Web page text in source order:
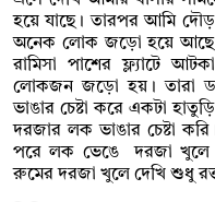
হয়ে যাছে। তারপর আমি দৌড়
অনেক লোক জড়ো হয়ে আছে
রামিসা পাশের ফ্ল্যাটে
লোকজন জড়ো হয়। তারা
ভাঙার চেষ্টা করে একটা
দরজার লক ভাঙার চেষ্টা
পরে লক ভেঙে দরজা খুলে
রুমের দরজা খুলে দেখি শুধু